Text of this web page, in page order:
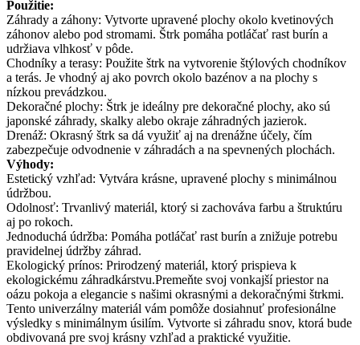
Použitie:
Záhrady a záhony: Vytvorte upravené plochy okolo kvetinových
záhonov alebo pod stromami. Štrk pomáha potláčať rast burín a
udržiava vlhkosť v pôde.
Chodníky a terasy: Použite štrk na vytvorenie štýlových chodníkov
a terás. Je vhodný aj ako povrch okolo bazénov a na plochy s
nízkou prevádzkou.
Dekoračné plochy: Štrk je ideálny pre dekoračné plochy, ako sú
japonské záhrady, skalky alebo okraje záhradných jazierok.
Drenáž: Okrasný štrk sa dá využiť aj na drenážne účely, čím
zabezpečuje odvodnenie v záhradách a na spevnených plochách.
Výhody:
Estetický vzhľad: Vytvára krásne, upravené plochy s minimálnou
údržbou.
Odolnosť: Trvanlivý materiál, ktorý si zachováva farbu a štruktúru
aj po rokoch.
Jednoduchá údržba: Pomáha potláčať rast burín a znižuje potrebu
pravidelnej údržby záhrad.
Ekologický prínos: Prirodzený materiál, ktorý prispieva k
ekologickému záhradkárstvu.Premeňte svoj vonkajší priestor na
oázu pokoja a elegancie s našimi okrasnými a dekoračnými štrkmi.
Tento univerzálny materiál vám pomôže dosiahnuť profesionálne
výsledky s minimálnym úsilím. Vytvorte si záhradu snov, ktorá bude
obdivovaná pre svoj krásny vzhľad a praktické využitie.